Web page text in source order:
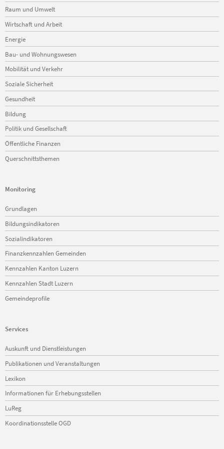
Raum und Umwelt
Wirtschaft und Arbeit
Energie
Bau- und Wohnungswesen
Mobilität und Verkehr
Soziale Sicherheit
Gesundheit
Bildung
Politik und Gesellschaft
Öffentliche Finanzen
Querschnittsthemen
Monitoring
Navigation
überspringen
Grundlagen
Bildungsindikatoren
Sozialindikatoren
Finanzkennzahlen Gemeinden
Kennzahlen Kanton Luzern
Kennzahlen Stadt Luzern
Gemeindeprofile
Services
Navigation
überspringen
Auskunft und Dienstleistungen
Publikationen und Veranstaltungen
Lexikon
Informationen für Erhebungsstellen
LuReg
Koordinationsstelle OGD